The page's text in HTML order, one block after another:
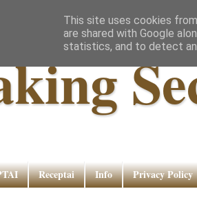
Receptai Info Privacy Policy
This site uses cookies
are shared with Google
statistics, and to detect